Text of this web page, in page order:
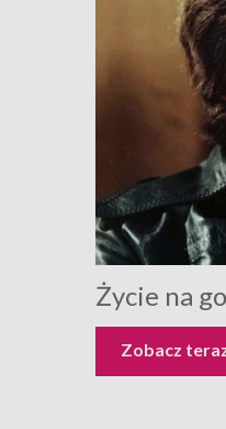
Życie na
Zobacz